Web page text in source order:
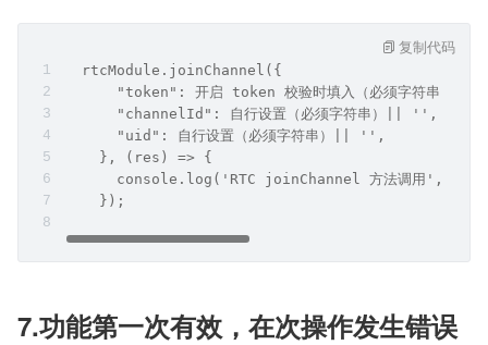
  rtcModule.joinChannel({
"token": 开启 token 校验时填入（必须字符串）||
      "channelId": 自行设置（必须字符串）|| '',
      "uid": 自行设置（必须字符串）|| '',
    }, (res) => {
console.log('RTC joinChannel 方法调用',
    });
复制代码
7.功能第一次有效，在次操作发生错误